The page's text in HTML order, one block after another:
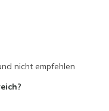
nicht empfehlen